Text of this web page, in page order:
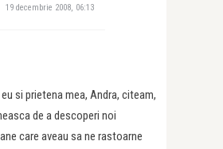
19 decembrie 2008, 06:13
si prietena mea, Andra, citeam,
de a descoperi noi
care aveau sa ne rastoarne